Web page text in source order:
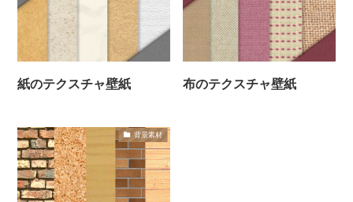
紙のテクスチャ壁紙 布のテクスチャ壁紙
背景素材